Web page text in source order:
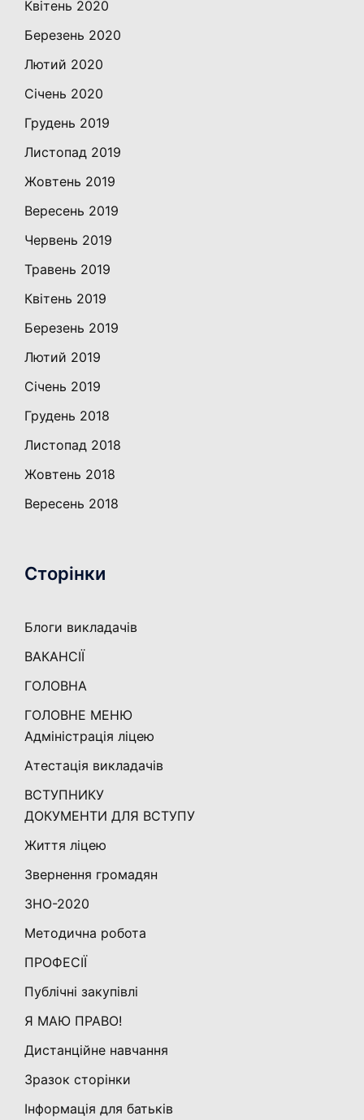
Квітень 2020
Березень 2020
Лютий 2020
Січень 2020
Грудень 2019
Листопад 2019
Жовтень 2019
Вересень 2019
Червень 2019
Травень 2019
Квітень 2019
Березень 2019
Лютий 2019
Січень 2019
Грудень 2018
Листопад 2018
Жовтень 2018
Вересень 2018
Сторінки
Блоги викладачів
ВАКАНСІЇ
ГОЛОВНА
ГОЛОВНЕ МЕНЮ
Адміністрація ліцею
Атестація викладачів
ВСТУПНИКУ
ДОКУМЕНТИ ДЛЯ ВСТУПУ
Життя ліцею
Звернення громадян
ЗНО-2020
Методична робота
ПРОФЕСІЇ
Публічні закупівлі
Я МАЮ ПРАВО!
Дистанційне навчання
Зразок сторінки
Інформація для батьків